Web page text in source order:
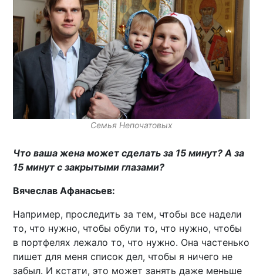
Семья Непочатовых
Что ваша жена может сделать за 15 минут? А за
15 минут с закрытыми глазами?
Вячеслав Афанасьев:
Например, проследить за тем, чтобы все надели
то, что нужно, чтобы обули то, что нужно, чтобы
в портфелях лежало то, что нужно. Она частенько
пишет для меня список дел, чтобы я ничего не
забыл. И кстати, это может занять даже меньше